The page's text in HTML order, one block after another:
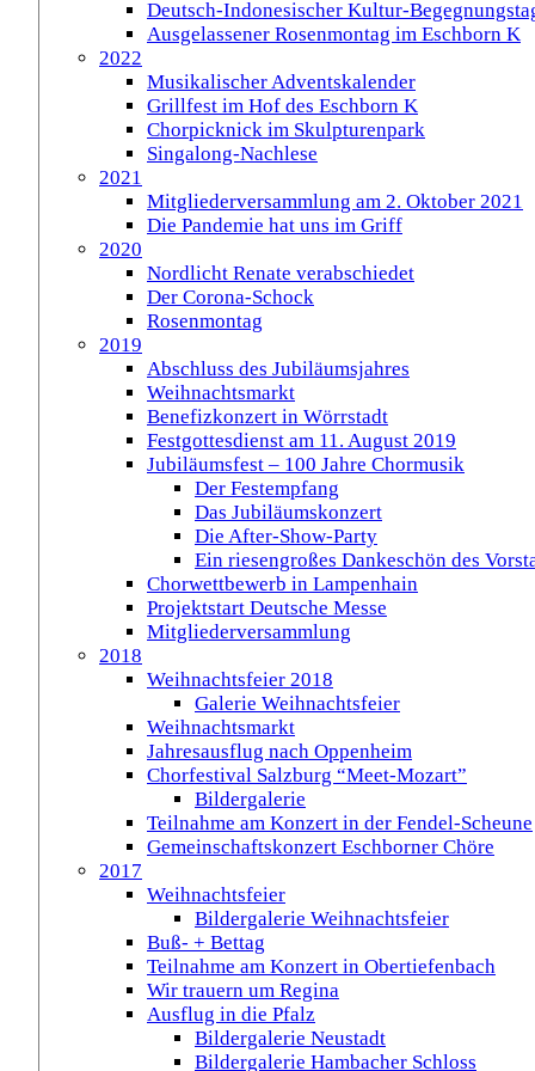
Deutsch-Indonesischer Kultur-
Ausgelassener Rosenmontag im Eschborn K
2022
Musikalischer Adventskalender
Grillfest im Hof des Eschborn K
Chorpicknick im Skulpturenpark
Singalong-Nachlese
2021
Mitgliederversammlung am 2. Oktober 2021
Die Pandemie hat uns im Griff
2020
Nordlicht Renate verabschiedet
Der Corona-Schock
Rosenmontag
2019
Abschluss des Jubiläumsjahres
Weihnachtsmarkt
Benefizkonzert in Wörrstadt
Festgottesdienst am 11. August 2019
Jubiläumsfest – 100 Jahre Chormusik
Der Festempfang
Das Jubiläumskonzert
Die After-Show-Party
Ein riesengroßes Dankeschön des
Chorwettbewerb in Lampenhain
Projektstart Deutsche Messe
Mitgliederversammlung
2018
Weihnachtsfeier 2018
Galerie Weihnachtsfeier
Weihnachtsmarkt
Jahresausflug nach Oppenheim
Chorfestival Salzburg “Meet-Mozart”
Bildergalerie
Teilnahme am Konzert in der Fendel-Scheune
Gemeinschaftskonzert Eschborner Chöre
2017
Weihnachtsfeier
Bildergalerie Weihnachtsfeier
Buß- + Bettag
Teilnahme am Konzert in Obertiefenbach
Wir trauern um Regina
Ausflug in die Pfalz
Bildergalerie Neustadt
Bildergalerie Hambacher Schloss